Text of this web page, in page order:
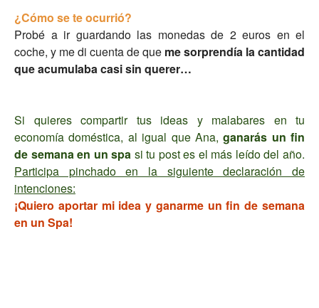
¿Cómo se te ocurrió?
Probé a ir guardando las monedas de 2 euros en el
coche, y me di cuenta de que me sorprendía la cantidad
que acumulaba casi sin querer…
Si quieres compartir tus ideas y malabares en tu
economía doméstica, al igual que Ana,ganarás un fin
de semana en un spa si tu post es el más leído del año.
Participa pinchado en la siguiente declaración de
intenciones:
¡Quiero aportar mi idea y ganarme un fin de semana
en un Spa!